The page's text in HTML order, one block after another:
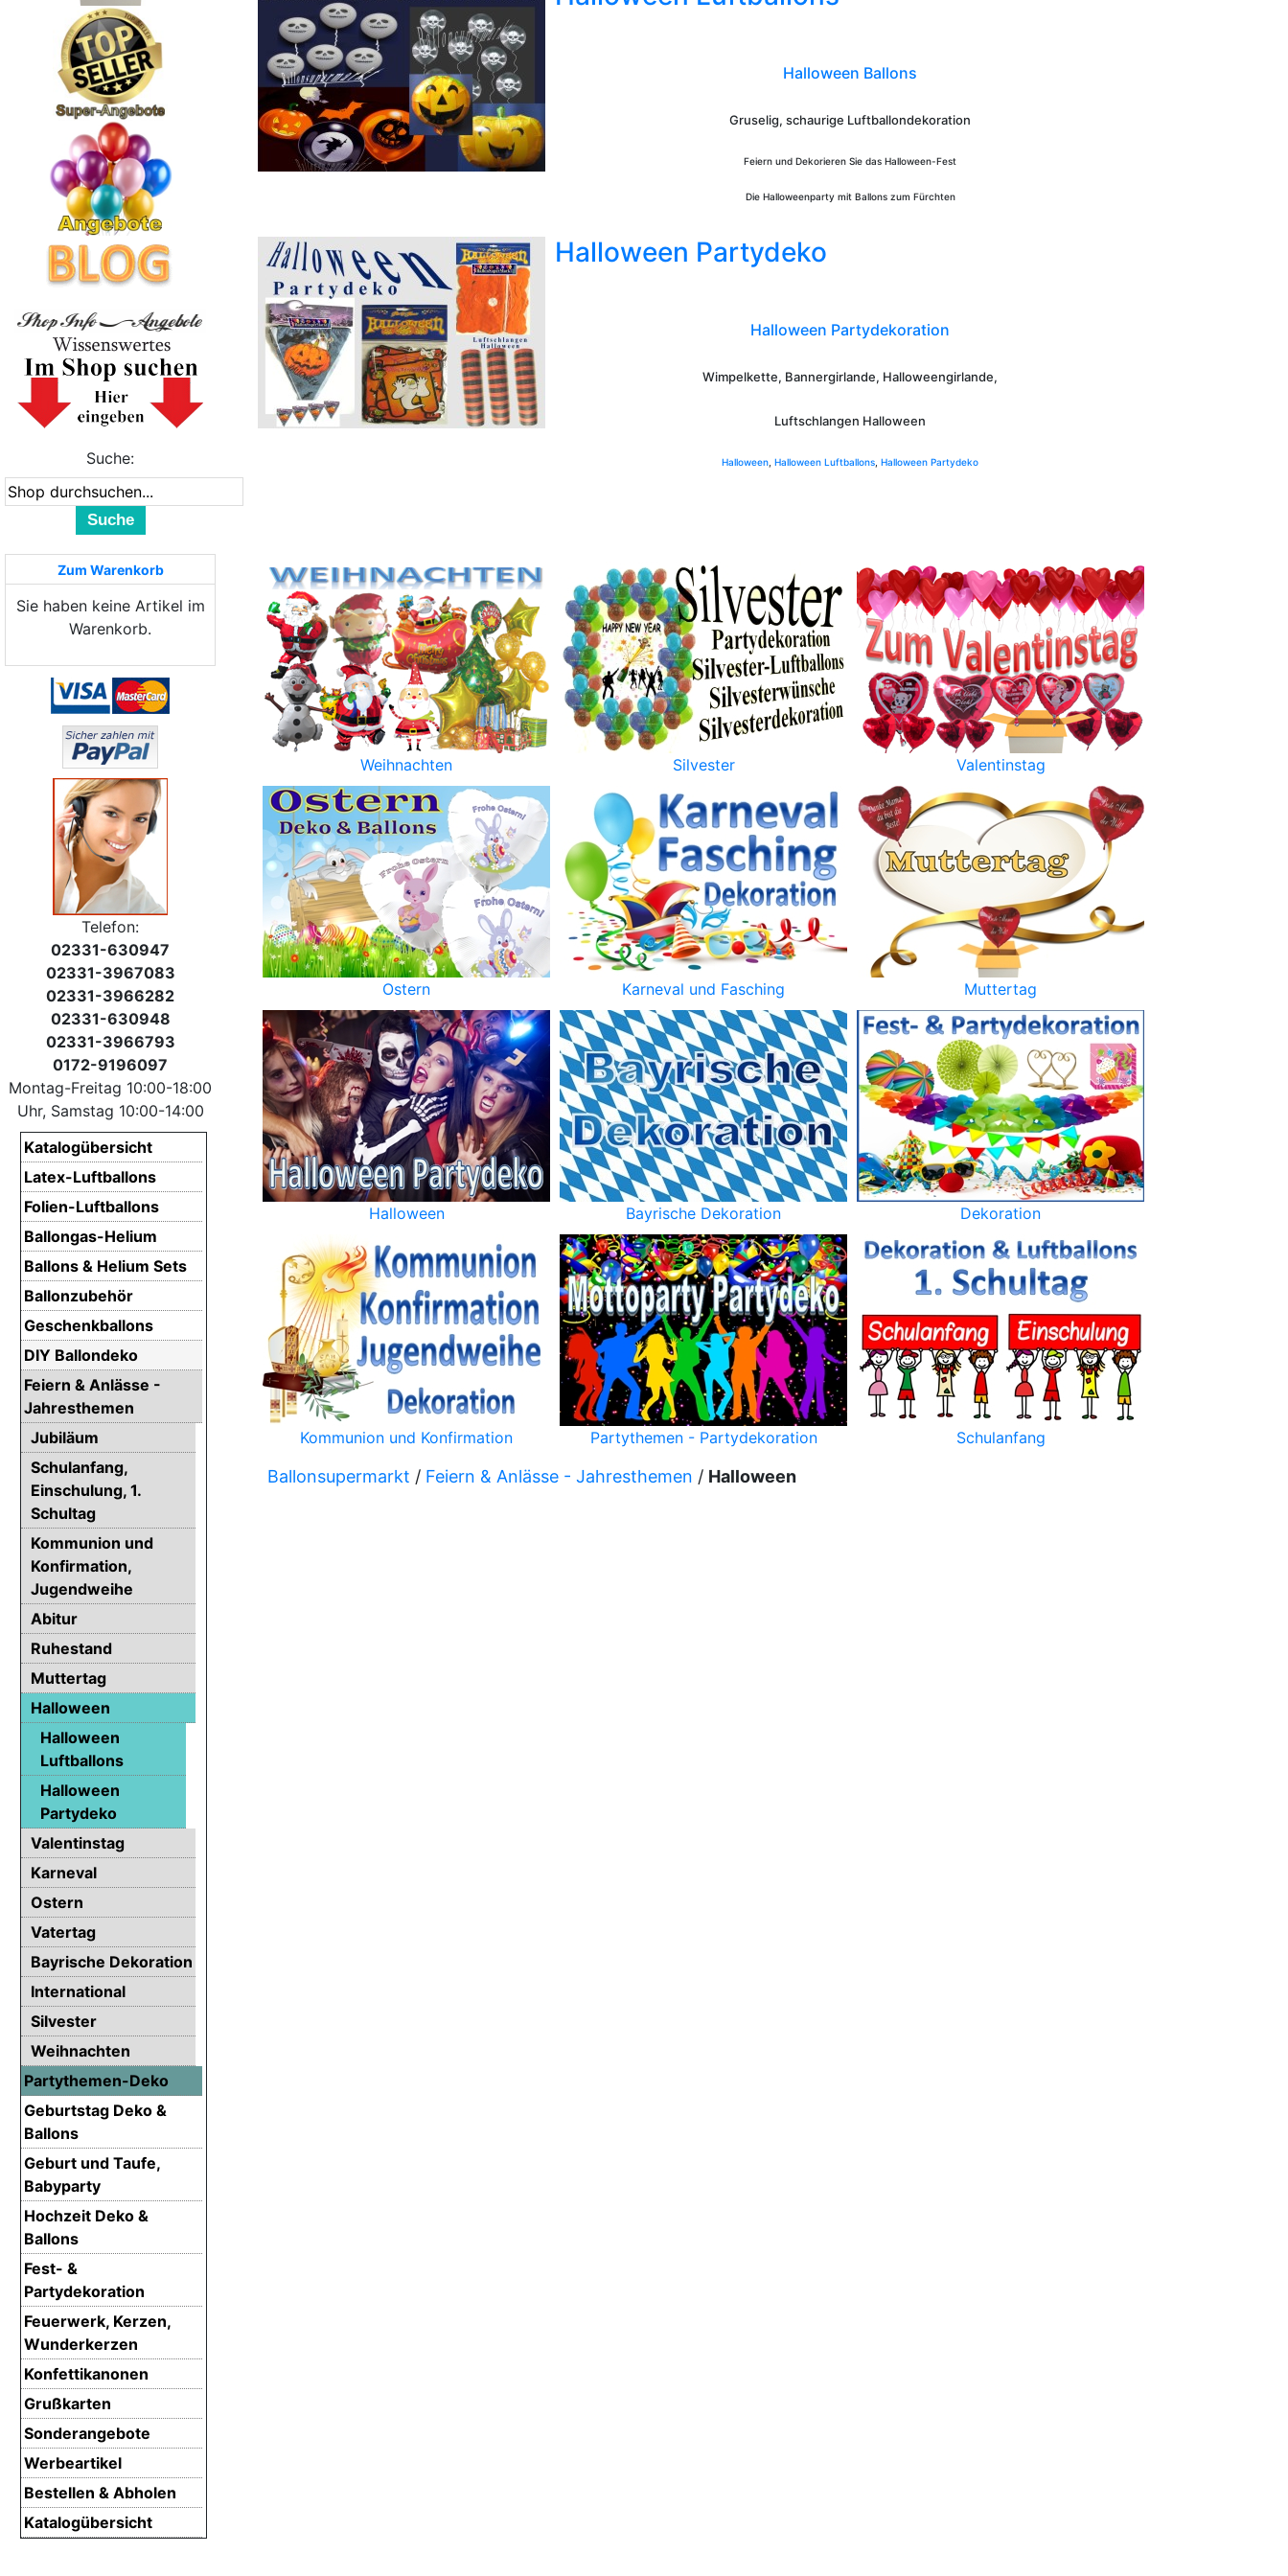
Halloween Ballons
Gruselig, schaurige Luftballondekoration
Feiern und Dekorieren Sie das Halloween-Fest
Die Halloweenparty mit Ballons zum Fürchten
Halloween Partydeko
Halloween Partydekoration
Wimpelkette, Bannergirlande, Halloweengirlande,
Luftschlangen Halloween
Halloween Halloween Luftballons Halloween Partydeko
Weihnachten Silvester Valentinstag
Ostern Karneval und Fasching Muttertag
Halloween Bayrische Dekoration Dekoration
Kommunion und Konfirmation Partythemen - Partydekoration Schulanfang
Ballonsupermarkt / Feiern & Anlässe - Jahresthemen / Halloween
Suche:
Suche
Zum Warenkorb
Sie haben keine Artikel im
Warenkorb.
Telefon:
02331-630947
02331-3967083
02331-3966282
02331-630948
02331-3966793
0172-9196097
Montag-Freitag 10:00-18:00
Uhr, Samstag 10:00-14:00
Katalogübersicht
Latex-Luftballons
Folien-Luftballons
Ballongas-Helium
Ballons & Helium Sets
Ballonzubehör
Geschenkballons
DIY Ballondeko
Feiern & Anlässe -
Jahresthemen
Jubiläum
Schulanfang,
Einschulung, 1.
Schultag
Kommunion und
Konfirmation,
Jugendweihe
Abitur
Ruhestand
Muttertag
Halloween
Halloween
Luftballons
Halloween
Partydeko
Valentinstag
Karneval
Ostern
Vatertag
Bayrische Dekoration
International
Silvester
Weihnachten
Partythemen-Deko
Geburtstag Deko &
Ballons
Geburt und Taufe,
Babyparty
Hochzeit Deko &
Ballons
Fest- &
Partydekoration
Feuerwerk, Kerzen,
Wunderkerzen
Konfettikanonen
Grußkarten
Sonderangebote
Werbeartikel
Bestellen & Abholen
Katalogübersicht